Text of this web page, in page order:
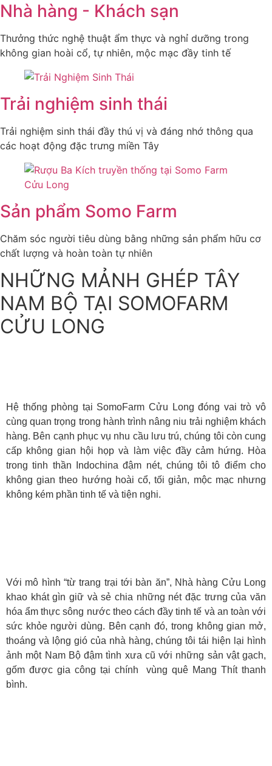
Nhà hàng - Khách sạn
Thưởng thức nghệ thuật ẩm thực và nghỉ dưỡng trong
không gian hoài cổ, tự nhiên, mộc mạc đầy tinh tế
Trải nghiệm sinh thái
Trải nghiệm sinh thái đầy thú vị và đáng nhớ thông qua
các hoạt động đặc trưng miền Tây
Sản phẩm Somo Farm
Chăm sóc người tiêu dùng bằng những sản phẩm hữu cơ
chất lượng và hoàn toàn tự nhiên
NHỮNG MẢNH GHÉP TÂY
NAM BỘ TẠI SOMOFARM
CỬU LONG
Hệ thống phòng tại SomoFarm Cửu Long đóng vai trò vô
cùng quan trọng trong hành trình nâng niu trải nghiệm khách
hàng. Bên cạnh phục vụ nhu cầu lưu trú, chúng tôi còn cung
cấp không gian hội họp và làm việc đầy cảm hứng. Hòa
trong tinh thần Indochina đậm nét, chúng tôi tô điểm cho
không gian theo hướng hoài cổ, tối giản, mộc mạc nhưng
không kém phần tinh tế và tiện nghi.
Với mô hình “từ trang trại tới bàn ăn”, Nhà hàng Cửu Long
khao khát gìn giữ và sẻ chia những nét đặc trưng của văn
hóa ẩm thực sông nước theo cách đầy tinh tế và an toàn với
sức khỏe người dùng. Bên cạnh đó, trong không gian mở,
thoáng và lộng gió của nhà hàng, chúng tôi tái hiện lại hình
ảnh một Nam Bộ đậm tình xưa cũ với những sản vật gạch,
gốm được gia công tại chính vùng quê Mang Thít thanh
bình.